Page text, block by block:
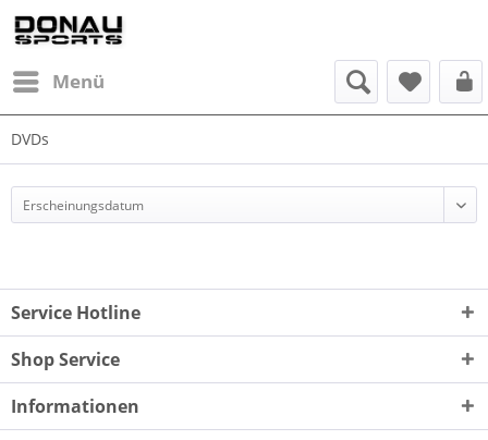
Menü
DVDs
Service Hotline
Shop Service
Informationen